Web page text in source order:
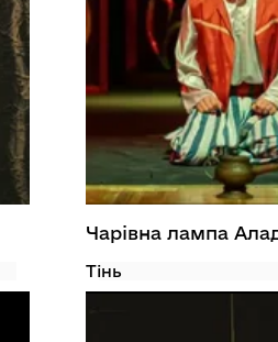
Чарівна лампа
Тінь